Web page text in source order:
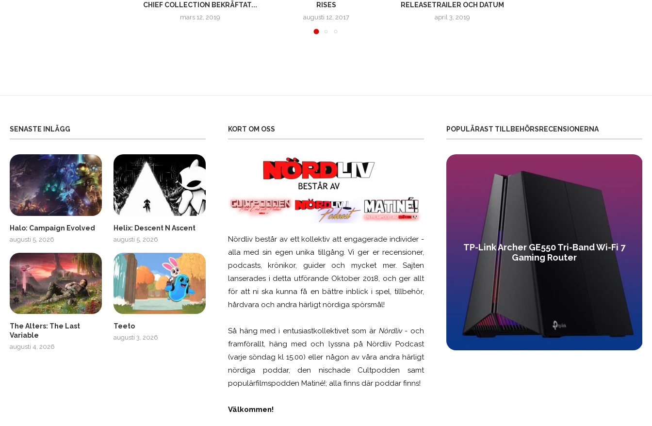
CHIEF COLLECTION BEKRÄFTAT...
mars 12, 2019
RISES
augusti 12, 2017
RELEASETRAILER OCH DATUM
april 3, 2019
SENASTE INLÄGG
Halo: Campaign Evolved
augusti 5, 2026
Helix: Descent N Ascent
augusti 5, 2026
The Alters: The Last
Variable
augusti 4, 2026
Teeto
augusti 3, 2026
KORT OM OSS
Nördliv består av ett kollektiv att engagerade individer -
alla med sin egen unika tillgång. Vi ger er recensioner,
podcasts, krönikor, guider och mycket mer. Sajten
lanserades i detta utförande Oktober 2018, och ger allt
för att ni ska kunna få en bättre inblick i spel, tillbehör,
hårdvara och andra härligt nördiga spörsmål!
Så häng med i entusiastkollektivet som är Nördliv- och
framförallt, häng med och lyssna på Nördliv Podcast
(varje söndag kl 15.00) eller någon av våra andra härligt
nördiga poddar, den nischade Cultpodden samt
populärfilmspodden Matiné!; alla finns där poddar finns!
Välkommen!
POPULÄRAST TILLBEHÖRSRECENSIONERNA
SCUF Gaming Omega Logitech G316 X 98
TP-Link Archer GE550 Tri-Band Wi-Fi 7
Gaming Router